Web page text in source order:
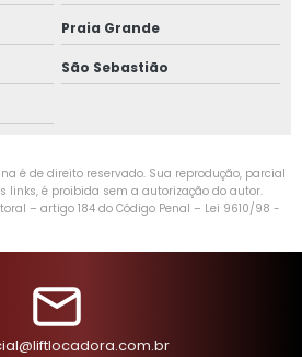
Praia Grande
São Sebastião
é de direito reservado. Sua reprodução, parcial
links, é proibida sem a autorização do autor.
– artigo 184 do Código Penal – Lei 9610/98 -